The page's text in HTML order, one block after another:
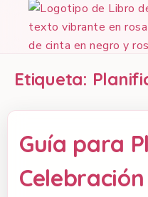
Etiqueta:
Guía para